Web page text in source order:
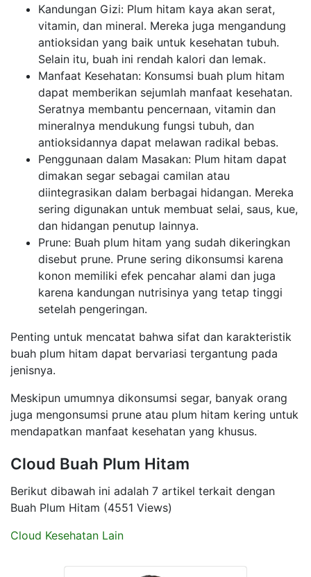
Kandungan Gizi: Plum hitam kaya akan serat,
vitamin, dan mineral. Mereka juga mengandung
antioksidan yang baik untuk kesehatan tubuh.
Selain itu, buah ini rendah kalori dan lemak.
Manfaat Kesehatan: Konsumsi buah plum hitam
dapat memberikan sejumlah manfaat kesehatan.
Seratnya membantu pencernaan, vitamin dan
mineralnya mendukung fungsi tubuh, dan
antioksidannya dapat melawan radikal bebas.
Penggunaan dalam Masakan: Plum hitam dapat
dimakan segar sebagai camilan atau
diintegrasikan dalam berbagai hidangan. Mereka
sering digunakan untuk membuat selai, saus, kue,
dan hidangan penutup lainnya.
Prune: Buah plum hitam yang sudah dikeringkan
disebut prune. Prune sering dikonsumsi karena
konon memiliki efek pencahar alami dan juga
karena kandungan nutrisinya yang tetap tinggi
setelah pengeringan.
Penting untuk mencatat bahwa sifat dan karakteristik
buah plum hitam dapat bervariasi tergantung pada
jenisnya.
Meskipun umumnya dikonsumsi segar, banyak orang
juga mengonsumsi prune atau plum hitam kering untuk
mendapatkan manfaat kesehatan yang khusus.
Cloud Buah Plum Hitam
Berikut dibawah ini adalah 7 artikel terkait dengan
Buah Plum Hitam (4551 Views)
Cloud Kesehatan Lain